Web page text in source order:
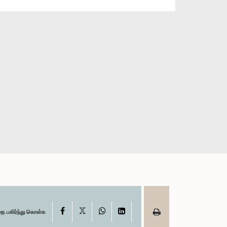
பகிர்ந்து கொள்க Facebook WhatsAppLinkedIn